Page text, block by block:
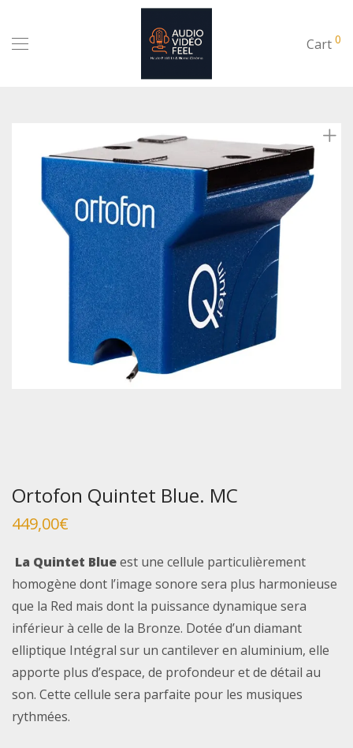
Cart 0
Ortofon Quintet Blue. MC
449,00€
La Quintet Blueest une cellule particulièrement
homogène dont l’image sonore sera plus harmonieuse
que la Red mais dont la puissance dynamique sera
inférieur à celle de la Bronze. Dotée d’un diamant
elliptique Intégral sur un cantilever en aluminium, elle
apporte plus d’espace, de profondeur et de détail au
son. Cette cellule sera parfaite pour les musiques
rythmées.